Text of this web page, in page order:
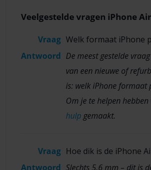
Veelgestelde vragen iPhone
Vraag Welk formaat iPhone
Antwoord De meest gestelde
van een nieuwe of
is: welk iPhone formaat
Om je te helpen hebben
hulpgemaakt.
Vraag Hoe dik is de iPhone
Antwoord Slechts 5,6 mm – dit is